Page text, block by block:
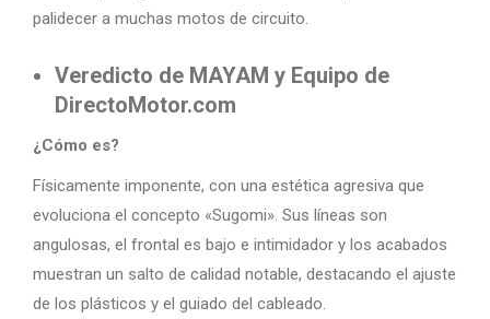
palidecer a muchas motos de circuito.
Veredicto de MAYAM y Equipo de
DirectoMotor.com
¿Cómo es?
Físicamente imponente, con una estética agresiva que
evoluciona el concepto «Sugomi». Sus líneas son
angulosas, el frontal es bajo e intimidador y los acabados
muestran un salto de calidad notable, destacando el ajuste
de los plásticos y el guiado del cableado.